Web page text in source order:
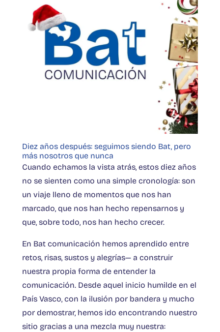
Diez años después: seguimos siendo Bat, pero
más nosotros que nunca
Cuando echamos la vista atrás, estos diez años
no se sienten como una simple cronología: son
un viaje lleno de momentos que nos han
marcado, que nos han hecho repensarnos y
que, sobre todo, nos han hecho crecer.
En Bat comunicación hemos aprendido entre
retos, risas, sustos y alegrías— a construir
nuestra propia forma de entender la
comunicación. Desde aquel inicio humilde en el
País Vasco, con la ilusión por bandera y mucho
por demostrar, hemos ido encontrando nuestro
sitio gracias a una mezcla muy nuestra: